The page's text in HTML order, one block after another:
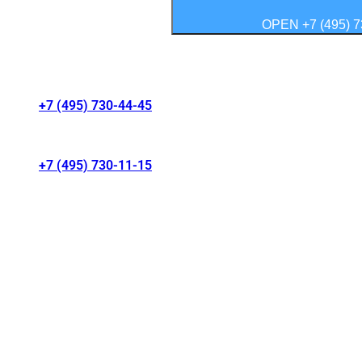
OPEN +7 (495)
+7 (495) 730-44-45
+7 (495) 730-11-15